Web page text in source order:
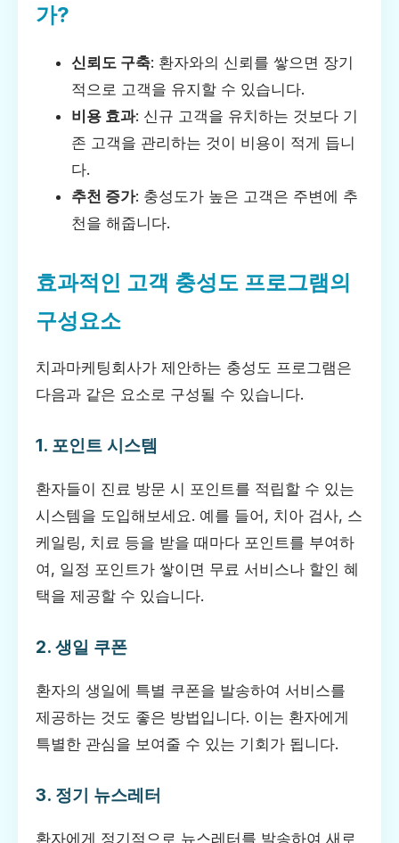
가?
신뢰도 구축: 환자와의 신뢰를 쌓으면 장기
적으로 고객을 유지할 수 있습니다.
비용 효과: 신규 고객을 유치하는 것보다 기
존 고객을 관리하는 것이 비용이 적게 듭니
다.
추천 증가: 충성도가 높은 고객은 주변에 추
천을 해줍니다.
효과적인 고객 충성도 프로그램의
구성요소
치과마케팅회사가 제안하는 충성도 프로그램은
다음과 같은 요소로 구성될 수 있습니다.
1. 포인트 시스템
환자들이 진료 방문 시 포인트를 적립할 수 있는
시스템을 도입해보세요. 예를 들어, 치아 검사, 스
케일링, 치료 등을 받을 때마다 포인트를 부여하
여, 일정 포인트가 쌓이면 무료 서비스나 할인 혜
택을 제공할 수 있습니다.
2. 생일 쿠폰
환자의 생일에 특별 쿠폰을 발송하여 서비스를
제공하는 것도 좋은 방법입니다. 이는 환자에게
특별한 관심을 보여줄 수 있는 기회가 됩니다.
3. 정기 뉴스레터
환자에게 정기적으로 뉴스레터를 발송하여 새로